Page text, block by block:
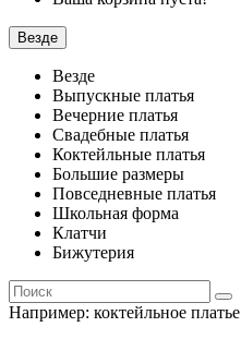
Везде
Везде
Выпускные платья
Вечерние платья
Свадебные платья
Коктейльные платья
Большие размеры
Повседневные платья
Школьная форма
Клатчи
Бижутерия
Например: коктейльное платье